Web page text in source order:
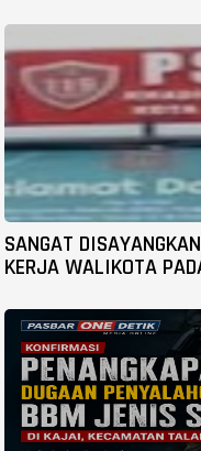
SANGAT
KERJA WALIKOTA